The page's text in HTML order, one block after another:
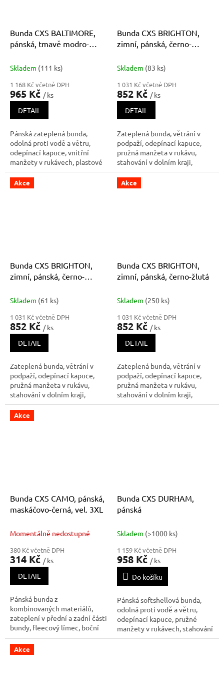
Bunda CXS BALTIMORE,
pánská, tmavě modro-
Skladem (111 ks)
1 168 Kč včetně DPH
965 Kč / ks
DETAIL
Pánská zateplená bunda,
odolná proti vodě a větru,
odepínací kapuce, vnitřní
manžety v rukávech, plastové
poutko pod svrchní kapsou,
stahování v dolním okraji,
lepené švy, TPU membrána,
Bunda CXS BRIGHTON,
zimní, pánská, černo-
Skladem (83 ks)
1 031 Kč včetně DPH
852 Kč / ks
DETAIL
Zateplená bunda, větrání v
podpaží, odepínací kapuce,
pružná manžeta v rukávu,
stahování v dolním kraji,
lepené švy, reflexní výpustky,
voděodolná. Dvě spodní kapsy
na zip, jedna vnitřní kapsa na
Akce
Bunda CXS BRIGHTON,
zimní, pánská, černo-
Skladem (61 ks)
1 031 Kč včetně DPH
852 Kč / ks
DETAIL
Zateplená bunda, větrání v
podpaží, odepínací kapuce,
pružná manžeta v rukávu,
stahování v dolním kraji,
lepené švy, reflexní výpustky,
voděodolná. Dvě spodní kapsy
na zip, jedna vnitřní kapsa na
Akce
Bunda CXS BRIGHTON,
zimní, pánská, černo-žlutá
Skladem (250 ks)
1 031 Kč včetně DPH
852 Kč / ks
DETAIL
Zateplená bunda, větrání v
podpaží, odepínací kapuce,
pružná manžeta v rukávu,
stahování v dolním kraji,
lepené švy, reflexní výpustky,
Akce
Bunda CXS CAMO, pánská,
maskáčovo-černá, vel. 3XL
Momentálně nedostupné
380 Kč včetně DPH
314 Kč / ks
DETAIL
Pánská bunda z
kombinovaných materiálů,
zateplení v přední a zadní části
bundy, fleecový límec, boční
kapsy na zip, vnitřní manžety v
rukávech, stahování v dolním
okraji, vnitřní náprsní kapsa na
Bunda CXS DURHAM,
pánská
Skladem (>1000 ks)
1 159 Kč včetně DPH
958 Kč / ks
Do košíku
Pánská softshellová bunda,
odolná proti vodě a větru,
odepínací kapuce, pružné
manžety v rukávech, stahování
v dolním okraji, černé reflexní
Akce